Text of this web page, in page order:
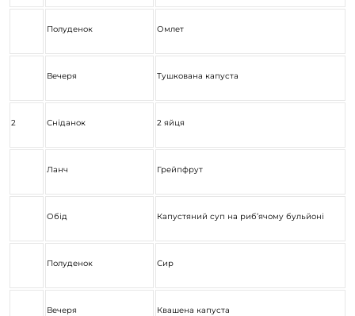
Полуденок Омлет
Вечеря Тушкована капуста
2 Сніданок 2 яйця
Ланч Грейпфрут
Обід Капустяний суп на риб’ячому бульйоні
Полуденок Сир
Вечеря Квашена капуста